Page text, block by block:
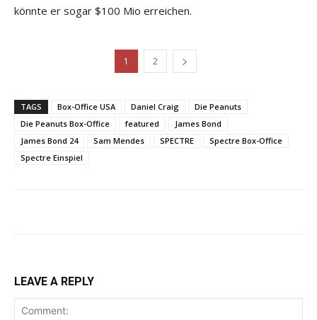
könnte er sogar $100 Mio erreichen.
1 2
TAGS Box-Office USA Daniel Craig
Die Peanuts
Die Peanuts Box-Office
featured
James Bond
James Bond 24
Sam Mendes SPECTRE
Spectre Box-Office
Spectre Einspiel
LEAVE A REPLY